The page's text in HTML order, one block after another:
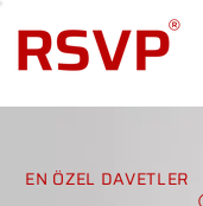
EN ÖZEL DAVETLER